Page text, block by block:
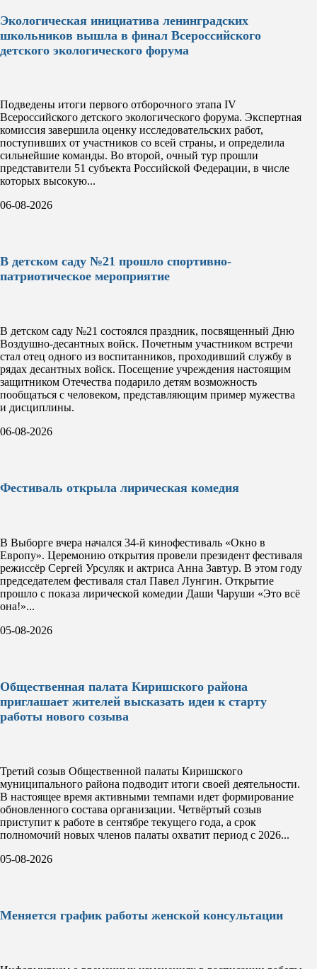
Экологическая инициатива ленинградских
школьников вышла в финал Всероссийского
детского экологического форума
Подведены итоги первого отборочного этапа IV
Всероссийского детского экологического форума. Экспертная
комиссия завершила оценку исследовательских работ,
поступивших от участников со всей страны, и определила
сильнейшие команды. Во второй, очный тур прошли
представители 51 субъекта Российской Федерации, в числе
которых высокую...
06-08-2026
В детском саду №21 прошло спортивно-
патриотическое мероприятие
В детском саду №21 состоялся праздник, посвященный Дню
Воздушно-десантных войск. Почетным участником встречи
стал отец одного из воспитанников, проходивший службу в
рядах десантных войск. Посещение учреждения настоящим
защитником Отечества подарило детям возможность
пообщаться с человеком, представляющим пример мужества
и дисциплины.
06-08-2026
Фестиваль открыла лирическая комедия
В Выборге вчера начался 34-й кинофестиваль «Окно в
Европу». Церемонию открытия провели президент фестиваля
режиссёр Сергей Урсуляк и актриса Анна Завтур. В этом году
председателем фестиваля стал Павел Лунгин. Открытие
прошло с показа лирической комедии Даши Чаруши «Это всё
она!»...
05-08-2026
Общественная палата Киришского района
приглашает жителей высказать идеи к старту
работы нового созыва
Третий созыв Общественной палаты Киришского
муниципального района подводит итоги своей деятельности.
В настоящее время активными темпами идет формирование
обновленного состава организации. Четвёртый созыв
приступит к работе в сентябре текущего года, а срок
полномочий новых членов палаты охватит период с 2026...
05-08-2026
Меняется график работы женской консультации